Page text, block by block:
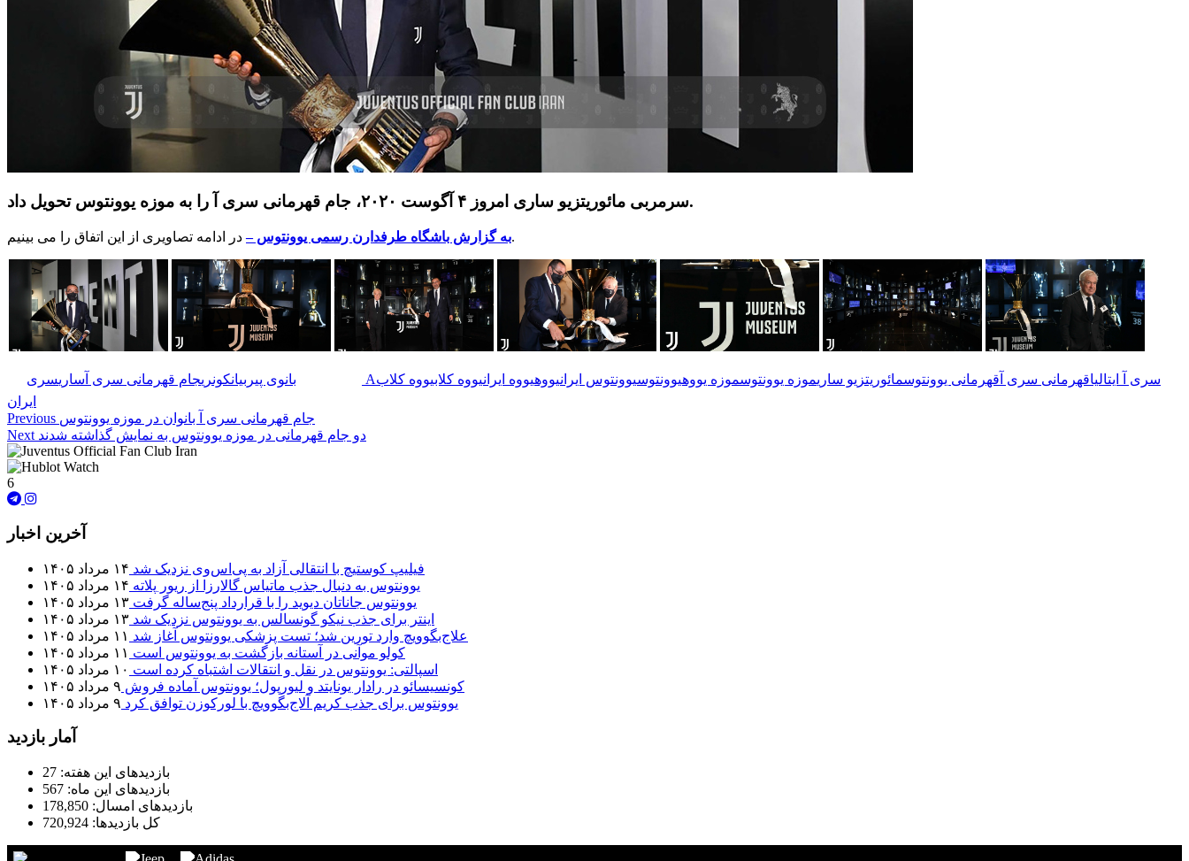
سرمربی ‏مائوریتزیو ساری ‏امروز ۴ آگوست ۲۰۲۰، جام قهرمانی سری آ را به موزه یوونتوس تحویل داد.
به گزارش باشگاه طرفدارن رسمی یوونتوس –در ادامه تصاویری از این اتفاق را می بینیم.
بانوی پیر بیانکونریجام قهرمانی سری آ ساری سری A سری آ ایتالیاقهرمانی سری آ قهرمانی یوونتوسمائوریتزیو ساریموزه یوونتوسموزه یووهیوونتوسیوونتوس ایرانیووهیووه ایرانیووه کلابیووه کلاب
ایران
Previous جام قهرمانی سری آ بانوان در موزه یوونتوس
Next دو جام قهرمانی در موزه یوونتوس به نمایش گذاشته شدند
6
آخرین اخبار
فیلیپ کوستیچ با انتقالی آزاد به پی‌اس‌وی نزدیک شد ۱۴ مرداد ۱۴۰۵
یوونتوس به دنبال جذب ماتیاس گالارزا از ریور پلاته ۱۴ مرداد ۱۴۰۵
یوونتوس جاناتان دیوید را با قرارداد پنج‌ساله گرفت ۱۳ مرداد ۱۴۰۵
اینتر برای جذب نیکو گونسالس به یوونتوس نزدیک شد ۱۳ مرداد ۱۴۰۵
علاج‌بگوویچ وارد تورین شد؛ تست پزشکی یوونتوس آغاز شد ۱۱ مرداد ۱۴۰۵
کولو موآنی در آستانه بازگشت به یوونتوس است ۱۱ مرداد ۱۴۰۵
اسپالتی: یوونتوس در نقل و انتقالات اشتباه کرده است ۱۰ مرداد ۱۴۰۵
کونسیسائو در رادار یونایتد و لیورپول؛ یوونتوس آماده فروش ۹ مرداد ۱۴۰۵
یوونتوس برای جذب کریم آلاج‌بگوویچ با لورکوزن توافق کرد ۹ مرداد ۱۴۰۵
آمار بازدید
بازدیدهای این هفته: 27
بازدیدهای این ماه: 567
بازدیدهای امسال: 178,850
کل بازدیدها: 720,924